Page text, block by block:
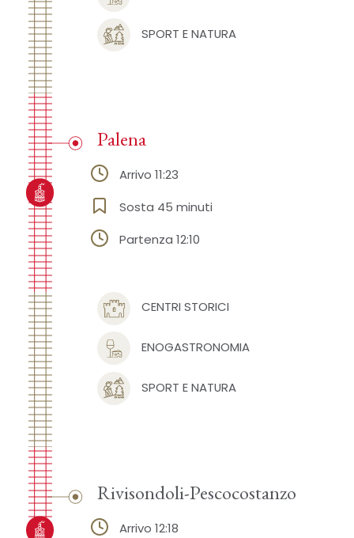
SPORT E NATURA
CENTRI STORICI
ENOGASTRONOMIA
SPORT E NATURA
Palena
Arrivo 11:23
Sosta 45 minuti
Partenza 12:10
Rivisondoli-Pescocostanzo
Arrivo 12:18